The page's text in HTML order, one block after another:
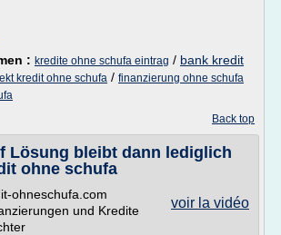
: kredite ohne schufa eintrag / bank kredit
kredit ohne schufa / finanzierung ohne schufa
Back top
Lösung bleibt dann lediglich
ohne schufa
voir la vidéo
ohneschufa.com
und Kredite